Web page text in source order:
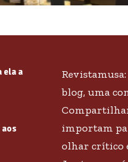
ela a
aos
blog, uma
importam
olhar crítico